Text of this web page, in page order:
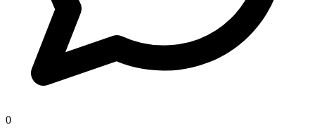
0